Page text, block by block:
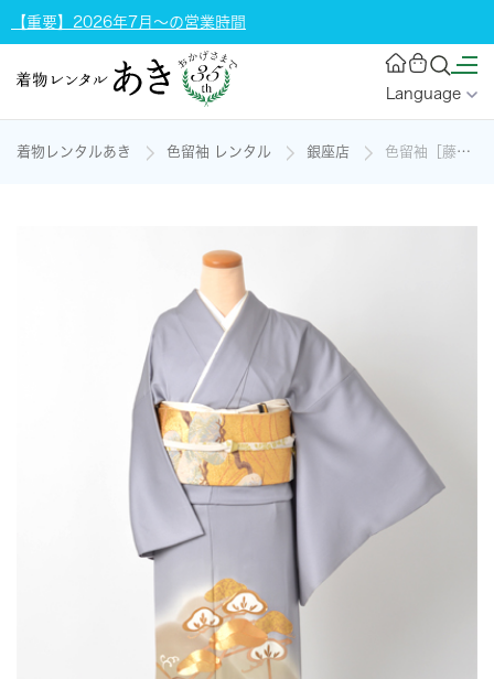
【重要】2026年7月～の営業時間
Language
着物レンタルあき 色留袖 レンタル 銀座店 色留袖［藤鼠色/松]の着物レンタル